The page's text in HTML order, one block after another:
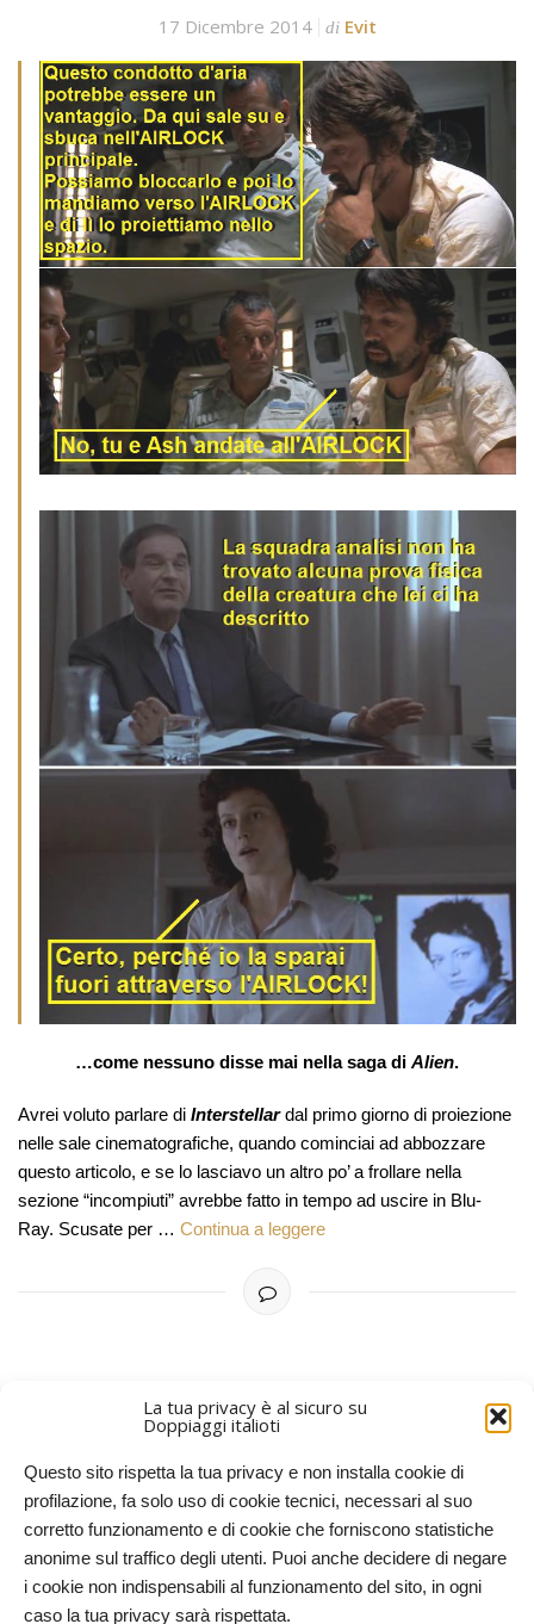
La tua privacy è al sicuro su
Doppiaggi italioti
Questo sito rispetta la tua privacy e non installa cookie di
profilazione, fa solo uso di cookie tecnici, necessari al suo
corretto funzionamento e di cookie che forniscono statistiche
anonime sul traffico degli utenti. Puoi anche decidere di negare
i cookie non indispensabili al funzionamento del sito, in ogni
caso la tua privacy sarà rispettata.
17 Dicembre 2014 di Evit
…come nessuno disse mai nella saga di Alien.
Avrei voluto parlare di Interstellar dal primo giorno di proiezione
nelle sale cinematografiche, quando cominciai ad abbozzare
questo articolo, e se lo lasciavo un altro po’ a frollare nella
sezione “incompiuti” avrebbe fatto in tempo ad uscire in Blu-
Ray. Scusate per … Continua a leggere
ARTICOLI PIÙ VECCHI
PIÙ RECENTI